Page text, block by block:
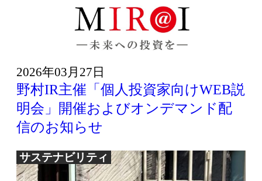
2026年03月27日
野村IR主催「個人投資家向けWEB説
明会」開催およびオンデマンド配
信のお知らせ
サステナビリティ